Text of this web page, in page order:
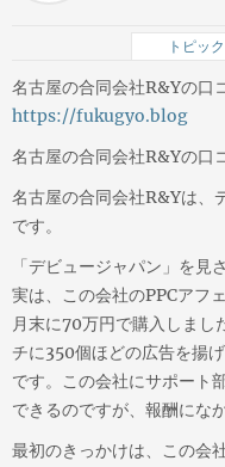
トピッ
名古屋の合同会社R&Yの口
https://fukugyo.blog
名古屋の合同会社R&Yの口
名古屋の合同会社R&Yは、
です。
「デビュージャパン」を見
実は、この会社のPPCアフ
月末に70万円で購入しまし
チに350個ほどの広告を揚
です。この会社にサポート
できるのですが、報酬にな
最初のきっかけは、この会